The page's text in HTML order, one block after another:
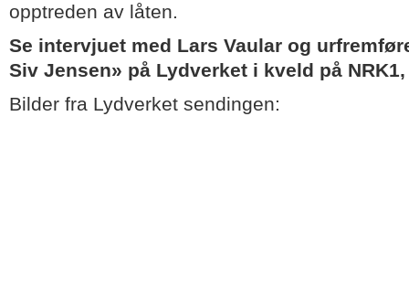
opptreden av låten.
Se intervjuet med Lars Vaular og
Siv Jensen» på Lydverket i kveld på
Bilder fra Lydverket sendingen: